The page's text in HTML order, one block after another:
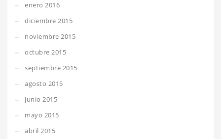
enero 2016
diciembre 2015
noviembre 2015
octubre 2015
septiembre 2015
agosto 2015
junio 2015
mayo 2015
abril 2015